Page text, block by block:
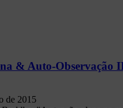
& Auto-Observação
de 2015